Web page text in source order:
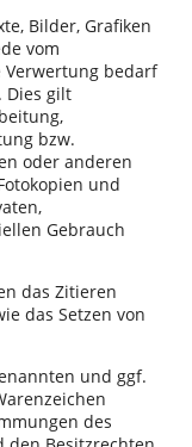
Bilder, Grafiken
vom
Verwertung bedarf
Dies gilt
bzw.
oder anderen
und
Gebrauch
das Zitieren
das Setzen von
und ggf.
des